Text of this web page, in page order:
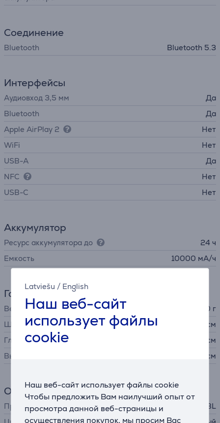
Latviešu / English
Наш веб-сайт
использует файлы
cookie
Наш веб-сайт использует файлы cookie
Чтобы предложить Вам наилучший опыт от
просмотра данной веб-страницы и
осуществления покупок, мы просим Вас
Соединение
Bluetooth Bluetooth 5.3
Интерфейсы
Аудиовход 3,5 мм
Да
Bluetooth
Да
Apple AirPlay 2
Нет
WiFi
Нет
USB-A
Да
NFC
Нет
USB-C
Нет
Аккумулятор
Ресурс аккумулятора до
24 ч
Емкость
10000 мА/ч
Габариты
Вес
6700 г
Ширина
48,2 см
Глубина
25,7 см
Высота
20 см
Общий параметр
Производитель
JBL